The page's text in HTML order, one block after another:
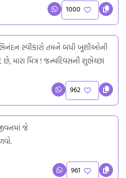
1000
સ્વીકારો તમને બધી ખુશીઓની
મારા મિત્ર ! જન્મદિવસની શુભેચ્છા
962
જે
961